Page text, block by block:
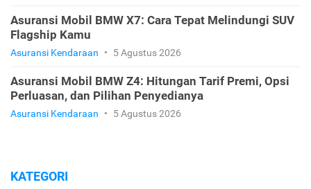
Asuransi Mobil BMW X7: Cara Tepat Melindungi SUV
Flagship Kamu
Asuransi Kendaraan • 5 Agustus 2026
Asuransi Mobil BMW Z4: Hitungan Tarif Premi, Opsi
Perluasan, dan Pilihan Penyedianya
Asuransi Kendaraan • 5 Agustus 2026
KATEGORI